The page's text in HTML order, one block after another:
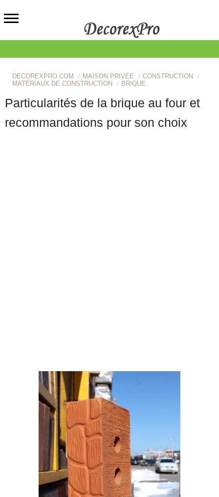
DECOREXPRO.COM MAISON PRIVÉE
CONSTRUCTION
MATÉRIAUX DE CONSTRUCTION
BRIQUE
Particularités de la brique au four et
recommandations pour son choix